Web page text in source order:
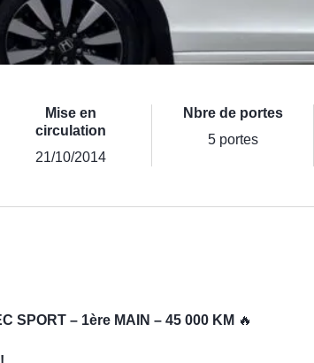
Mise en
circulation
21/10/2014
Nbre de portes
5 portes
SPORT – 1ère MAIN – 45 000 KM 🔥